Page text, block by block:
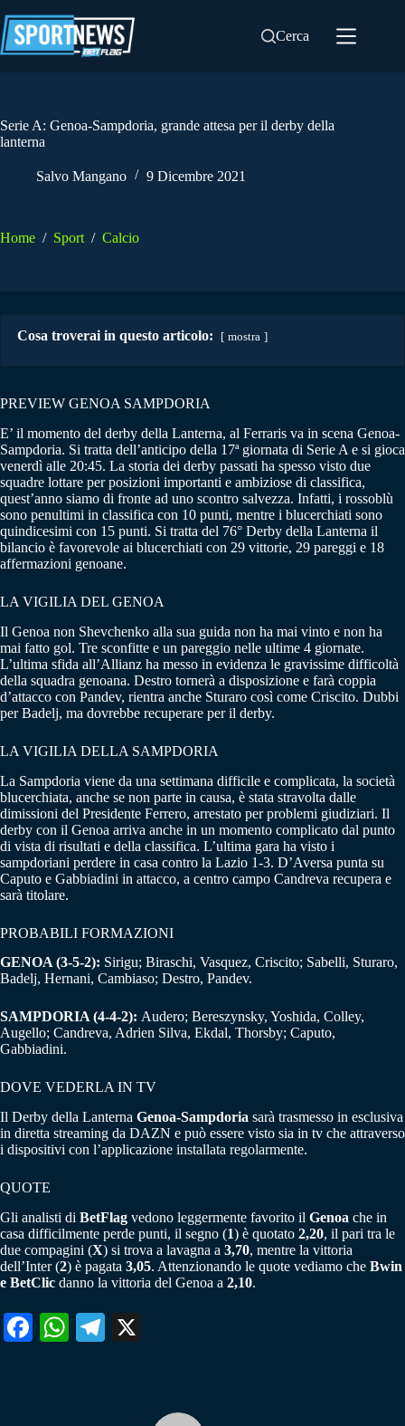
al
contenuto
Cerca
Serie A: Genoa-Sampdoria, grande attesa per il derby della
lanterna
Salvo Mangano 9 Dicembre 2021
Home / Sport / Calcio
Cosa troverai in questo articolo: mostra
PREVIEW GENOA SAMPDORIA
E’ il momento del derby della Lanterna, al Ferraris va in scena Genoa-
Sampdoria. Si tratta dell’anticipo della 17ª giornata di Serie A e si gioca
venerdì alle 20:45. La storia dei derby passati ha spesso visto due
squadre lottare per posizioni importanti e ambiziose di classifica,
quest’anno siamo di fronte ad uno scontro salvezza. Infatti, i rossoblù
sono penultimi in classifica con 10 punti, mentre i blucerchiati sono
quindicesimi con 15 punti. Si tratta del 76° Derby della Lanterna il
bilancio è favorevole ai blucerchiati con 29 vittorie, 29 pareggi e 18
affermazioni genoane.
LA VIGILIA DEL GENOA
Il Genoa non Shevchenko alla sua guida non ha mai vinto e non ha
mai fatto gol. Tre sconfitte e un pareggio nelle ultime 4 giornate.
L’ultima sfida all’Allianz ha messo in evidenza le gravissime difficoltà
della squadra genoana. Destro tornerà a disposizione e farà coppia
d’attacco con Pandev, rientra anche Sturaro così come Criscito. Dubbi
per Badelj, ma dovrebbe recuperare per il derby.
LA VIGILIA DELLA SAMPDORIA
La Sampdoria viene da una settimana difficile e complicata, la società
blucerchiata, anche se non parte in causa, è stata stravolta dalle
dimissioni del Presidente Ferrero, arrestato per problemi giudiziari. Il
derby con il Genoa arriva anche in un momento complicato dal punto
di vista di risultati e della classifica. L’ultima gara ha visto i
sampdoriani perdere in casa contro la Lazio 1-3. D’Aversa punta su
Caputo e Gabbiadini in attacco, a centro campo Candreva recupera e
sarà titolare.
PROBABILI FORMAZIONI
GENOA (3-5-2): Sirigu; Biraschi, Vasquez, Criscito; Sabelli, Sturaro,
Badelj, Hernani, Cambiaso; Destro, Pandev.
SAMPDORIA (4-4-2): Audero; Bereszynsky, Yoshida, Colley,
Augello; Candreva, Adrien Silva, Ekdal, Thorsby; Caputo,
Gabbiadini.
DOVE VEDERLA IN TV
Il Derby della Lanterna Genoa-Sampdoria sarà trasmesso in esclusiva
in diretta streaming da DAZN e può essere visto sia in tv che attraverso
i dispositivi con l’applicazione installata regolarmente.
QUOTE
Gli analisti di BetFlag vedono leggermente favorito il Genoa che in
casa difficilmente perde punti, il segno (1) è quotato 2,20, il pari tra le
due compagini (X) si trova a lavagna a 3,70, mentre la vittoria
dell’Inter (2) è pagata 3,05. Attenzionando le quote vediamo che Bwin
e BetClic danno la vittoria del Genoa a 2,10.
Fa W
Te